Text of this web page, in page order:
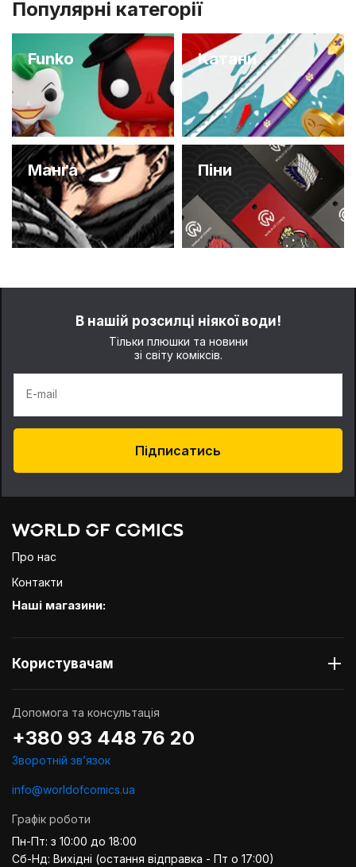
Популярні категорії
Funko Катани
Манґа Піни
В нашій розсилці ніякої води!
Тільки плюшки та новини
зі світу коміксів.
E-mail
Підписатись
Про нас
Контакти
Наші магазини:
Користувачам
Допомога та консультація
+380 93 448 76 20
Зворотній звʼязок
info@worldofcomics.ua
Графік роботи
Пн-Пт: з 10:00 до 18:00
Сб-Нд: Вихідні (остання відправка - Пт о 17:00)